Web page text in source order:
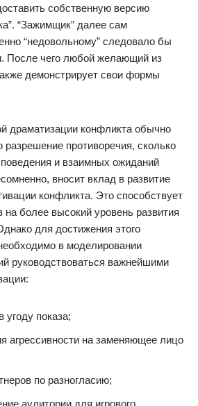
собственную версию
“Зажимщик” далее сам
“недовольному” следовало бы
После чего любой желающий из
демонстрирует свои формы
драматизации конфликта обычно
разрешение противоречия, сколько
поведения и взаимных ожиданий
вносит вклад в развитие
конфликта. Это способствует
на более высокий уровень развития
для достижения этого
в моделировании
руководствоваться важнейшими
угоду показа;
агрессивности на заменяющее лицо
по разногласию;
аудитории для игрового